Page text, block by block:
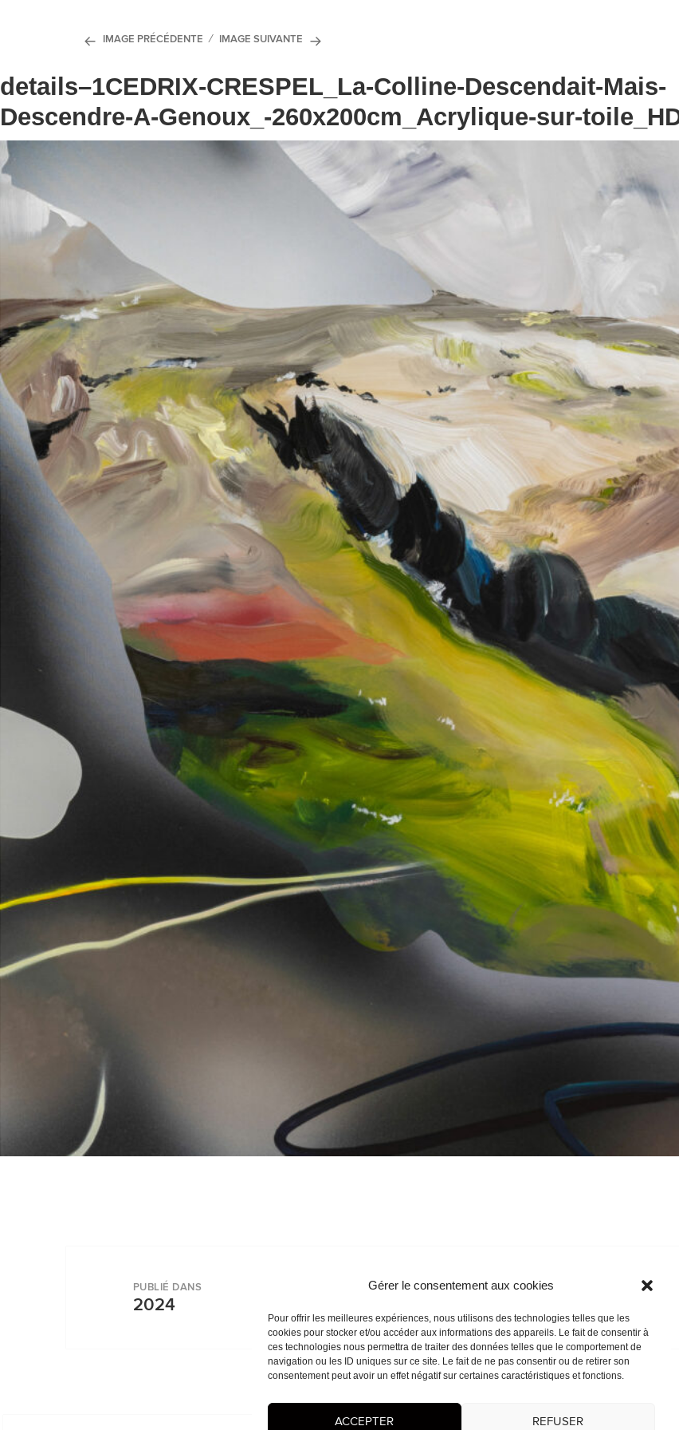
Gérer le consentement aux cookies
Pour offrir les meilleures expériences, nous utilisons des technologies telles que les
cookies pour stocker et/ou accéder aux informations des appareils. Le fait de consentir à
ces technologies nous permettra de traiter des données telles que le comportement de
navigation ou les ID uniques sur ce site. Le fait de ne pas consentir ou de retirer son
consentement peut avoir un effet négatif sur certaines caractéristiques et fonctions.
ACCEPTER REFUSER
IMAGE PRÉCÉDENTE IMAGE SUIVANTE
details–1CEDRIX-CRESPEL_La-Colline-Descendait-Mais-
Descendre-A-Genoux_-260x200cm_Acrylique-sur-
PUBLIÉ DANS
2024